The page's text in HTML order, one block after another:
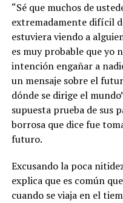
“Sé que muchos de
extremadamente difícil
estuviera viendo a
es muy probable que yo
intención engañar a
un mensaje sobre el
dónde se dirige el
supuesta prueba de sus
borrosa que dice fue
futuro.
Excusando la poca
explica que es común
cuando se viaja en el